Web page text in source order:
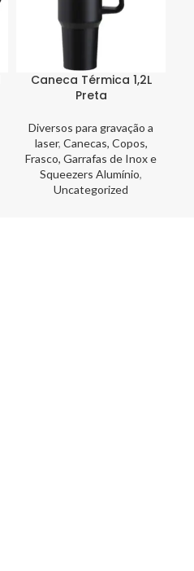
Caneca Térmica 1,2L
Preta
Diversos para gravação a
laser, Canecas, Copos,
Frasco, Garrafas de Inox e
Squeezers Alumínio,
Uncategorized